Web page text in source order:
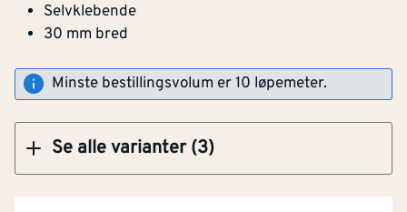
Selvklebende
30 mm bred
Minste bestillingsvolum er 10 løpemeter.
Se alle varianter (3)